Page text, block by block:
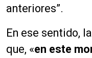
anteriores”.
En ese sentido,
que, «en este